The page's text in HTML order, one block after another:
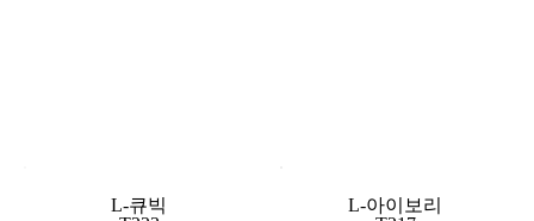
L-큐빅
L-아이보리